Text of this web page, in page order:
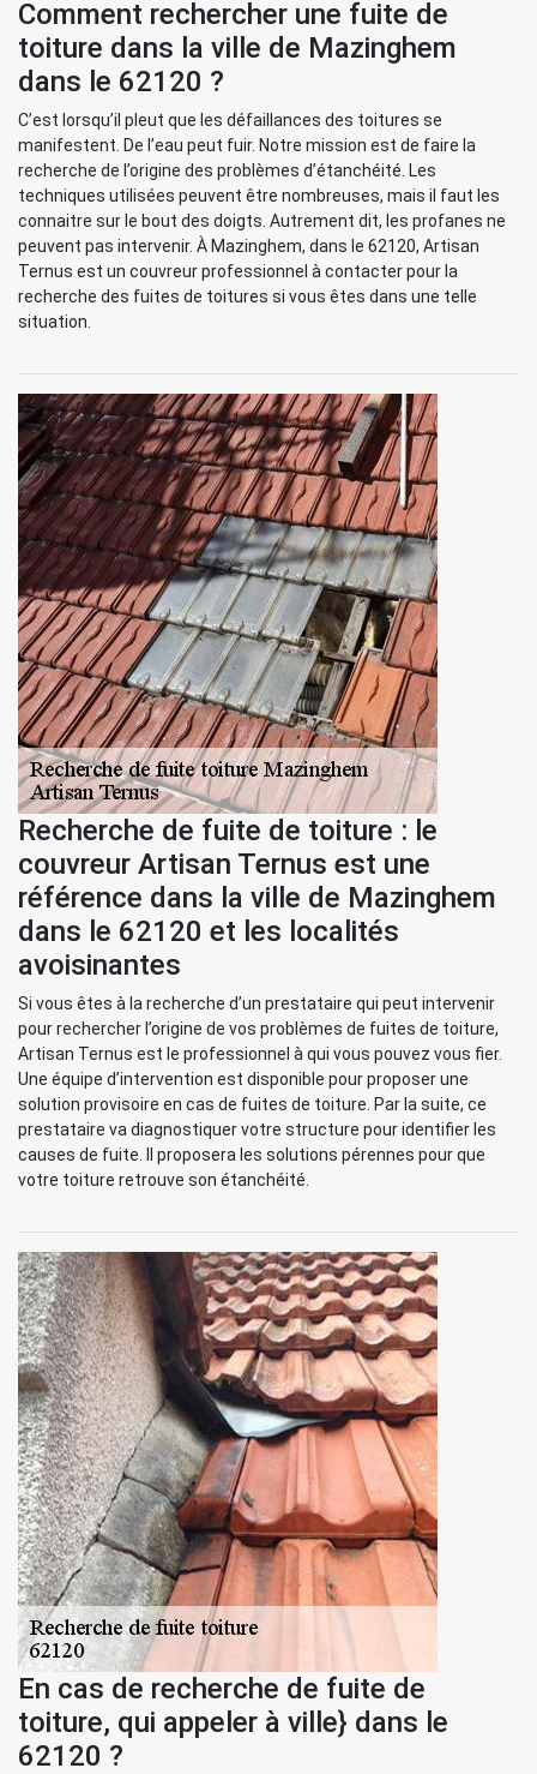
Comment rechercher une fuite de
toiture dans la ville de Mazinghem
dans le 62120 ?
C’est lorsqu’il pleut que les défaillances des toitures se
manifestent. De l’eau peut fuir. Notre mission est de faire la
recherche de l’origine des problèmes d’étanchéité. Les
techniques utilisées peuvent être nombreuses, mais il faut les
connaitre sur le bout des doigts. Autrement dit, les profanes ne
peuvent pas intervenir. À Mazinghem, dans le 62120, Artisan
Ternus est un couvreur professionnel à contacter pour la
recherche des fuites de toitures si vous êtes dans une telle
situation.
Recherche de fuite de toiture : le
couvreur Artisan Ternus est une
référence dans la ville de Mazinghem
dans le 62120 et les localités
avoisinantes
Si vous êtes à la recherche d’un prestataire qui peut intervenir
pour rechercher l’origine de vos problèmes de fuites de toiture,
Artisan Ternus est le professionnel à qui vous pouvez vous fier.
Une équipe d’intervention est disponible pour proposer une
solution provisoire en cas de fuites de toiture. Par la suite, ce
prestataire va diagnostiquer votre structure pour identifier les
causes de fuite. Il proposera les solutions pérennes pour que
votre toiture retrouve son étanchéité.
En cas de recherche de fuite de
toiture, qui appeler à ville} dans le
62120 ?